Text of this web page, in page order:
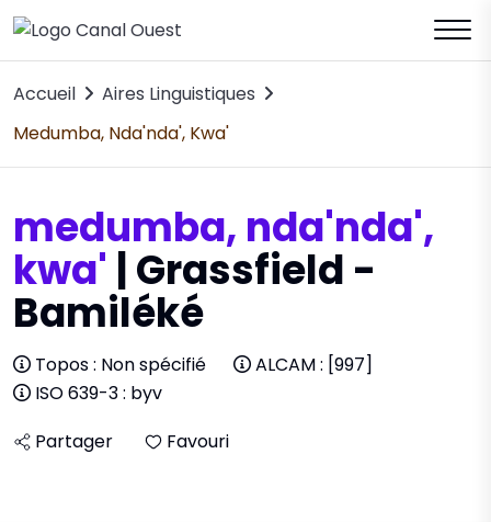
Accueil
Aires Linguistiques
Medumba, Nda'nda', Kwa'
medumba, nda'nda',
kwa' | Grassfield -
Bamiléké
Topos : Non spécifié
ALCAM : [997]
ISO 639-3 : byv
Partager
Favouri